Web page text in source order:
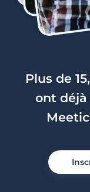
Plus de
ont